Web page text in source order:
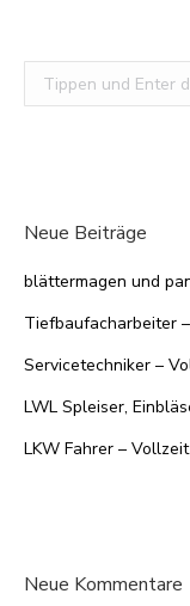
Search:
Neue Beiträge
blättermagen und
Tiefbaufacharbeiter
Servicetechniker –
LWL Spleiser,
LKW Fahrer –
Neue Kommentare